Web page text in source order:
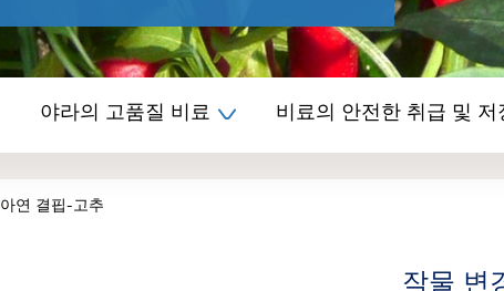
야라의 고품질 비료 비료의 안전한 취급 및 저
아연 결핍-고추
작물 변